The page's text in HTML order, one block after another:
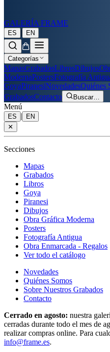
GALERÍA FRAME
ES | EN
Categorías
MapasGrabadosLibrosDibujos
ModernaPostersFotografía
GoyaPiranesiNovedadesQuiénes
GrabadosContacto Buscar…
Menú
ES |
EN
✕
Secciones
Mapas
Grabados
Libros
Goya
Piranesi
Dibujos
Obra Gráfica Moderna
Posters
Fotografía Antigua
Obra Enmarcada - Regalos
Ver todo el catálogo
Novedades
Quiénes Somos
Sobre Nuestros Grabados
Contacto
Cerrado en agosto: nuestra
cerradas durante todo el mes de
realizar compras online. Para
info@frame.es.